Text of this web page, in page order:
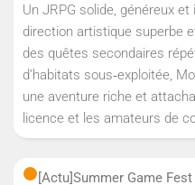
Un JRPG solide, généreux
direction artistique superbe
des quêtes secondaires
d’habitats sous‑exploitée,
une aventure riche et
licence et les amateurs de
[Actu]Summer Game